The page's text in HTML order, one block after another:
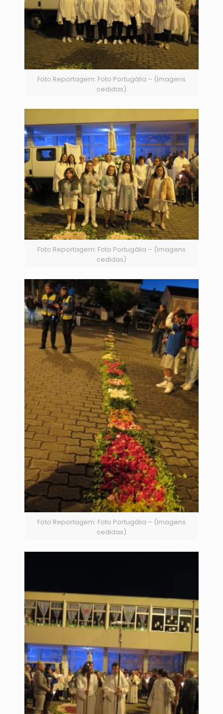
Foto Reportagem: Foto Portugália – (Imagens
cedidas)
Foto Reportagem: Foto Portugália – (Imagens
cedidas)
Foto Reportagem: Foto Portugália – (Imagens
cedidas)